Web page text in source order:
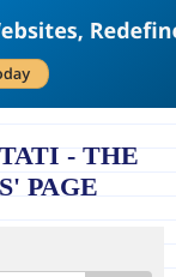
- THE
PAGE